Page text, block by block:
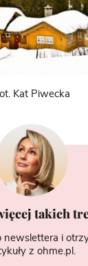
Kat Piwecka
takich
newslettera i
z ohme.pl.